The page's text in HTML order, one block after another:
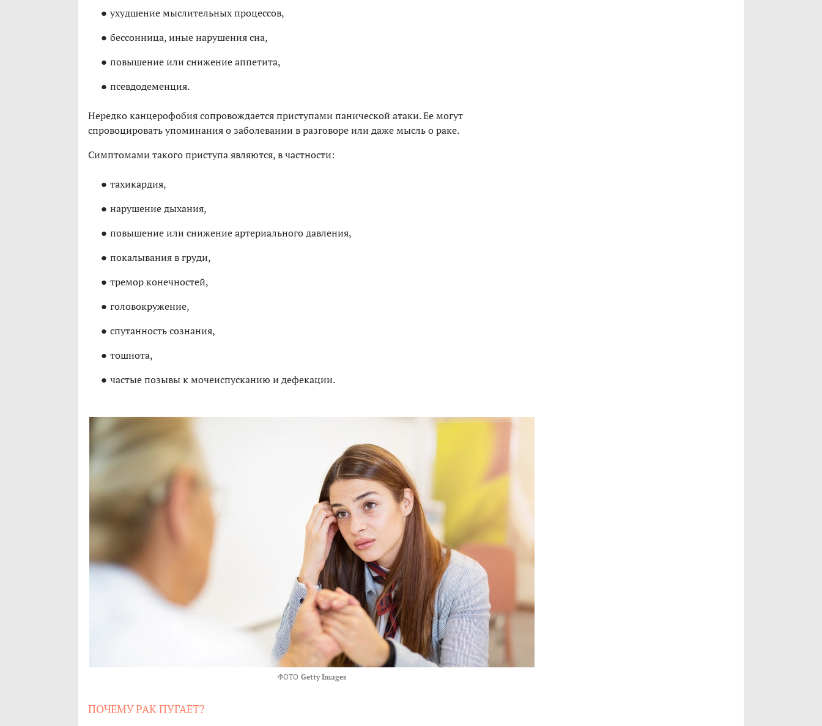
ухудшение мыслительных процессов,
бессонница, иные нарушения сна,
повышение или снижение аппетита,
псевдодеменция.
Нередко канцерофобия сопровождается приступами панической атаки. Ее могут
спровоцировать упоминания о заболевании в разговоре или даже мысль о раке.
Симптомами такого приступа являются, в частности:
тахикардия,
нарушение дыхания,
повышение или снижение артериального давления,
покалывания в груди,
тремор конечностей,
головокружение,
спутанность сознания,
тошнота,
частые позывы к мочеиспусканию и дефекации.
ФОТО Getty Images
ПОЧЕМУ РАК ПУГАЕТ?